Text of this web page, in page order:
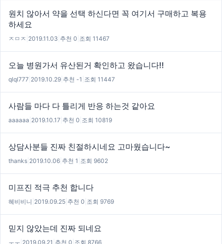
원치 않아서 약을 선택 하신다면 꼭 여기서 구매하고 복용
하세요
ㅈㅁㅈ 2019.11.03 추천 0 조회 11467
오늘 병원가서 유산된거 확인하고 왔습니다!!
qlql777 2019.10.29 추천 -1 조회 11447
사람들 마다 다 틀리게 반응 하는것 같아요
aaaaaa 2019.10.17 추천 0 조회 10819
상담사분들 진짜 친절하시네요 고마웠습니다~
thanks 2019.10.06 추천 1 조회 9602
미프진 적극 추천 합니다
혜비비니 2019.09.25 추천 0 조회 9769
믿지 않았는데 진짜 되네요
ㅜㅜ 2019.09.21 추천 0 조회 8766